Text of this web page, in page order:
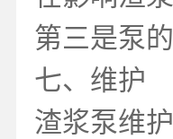
第三是泵
七、维护
渣浆泵维